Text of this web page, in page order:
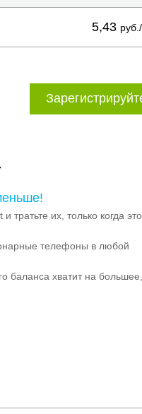
5,43
тратьте их, только когда это
телефоны в любой
баланса хватит на большее,